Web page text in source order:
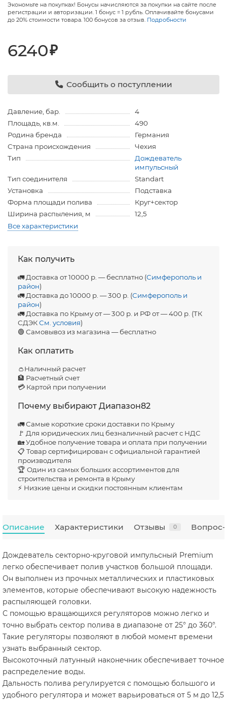
Экономьте на покупках! Бонусы начисляются за покупки на сайте после
регистрации и авторизации. 1 бонус = 1 рубль. Оплачивайте бонусами
до 20% стоимости товара. 100 бонусов за отзыв. Подробности
6240₽
Сообщить о поступлении
Давление, бар.
4
Площадь, кв.м.
490
Родина бренда
Германия
Страна происхождения
Чехия
Тип
Дождеватель
импульсный
Тип соединителя
Standart
Установка
Подставка
Форма площади полива
Круг+сектор
Ширина распыления, м
12,5
Все характеристики
Как получить
🚛 Доставка от 10000 р. — бесплатно (Симферополь и
район)
🚛 Доставка до 10000 р. — 300 р. (Симферополь и
район)
🚛 Доставка по Крыму от — 300 р. и РФ от — 400 р. (ТК
СДЭКСм. условия)
🟢 Самовывоз из магазина — бесплатно
Как оплатить
👛Наличный расчет
🏦 Расчетный счет
💳 Картой при получении
Почему выбирают Диапазон82
🚛 Самые короткие сроки доставки по Крыму
🚩 Для юридических лиц безналичный расчет с НДС
🏡 Удобное получение товара и оплата при получении
📋 Товар сертифицирован с официальной гарантией
производителя
🏆 Один из самых больших ассортиментов для
строительства и ремонта в Крыму
⚡ Низкие цены и скидки постоянным клиентам
Описание Характеристики Отзывы 0 Вопрос-
Дождеватель секторно-круговой импульсный Premium
легко обеспечивает полив участков большой площади.
Он выполнен из прочных металлических и пластиковых
элементов, которые обеспечивают высокую надежность
распыляющей головки.
С помощью вращающихся регуляторов можно легко и
точно выбрать сектор полива в диапазоне от 25° до 360°.
Такие регуляторы позволяют в любой момент времени
узнать выбранный сектор.
Высокоточный латунный наконечник обеспечивает точное
распределение воды.
Дальность полива регулируется с помощью большого и
удобного регулятора и может варьироваться от 5 м до 12,5